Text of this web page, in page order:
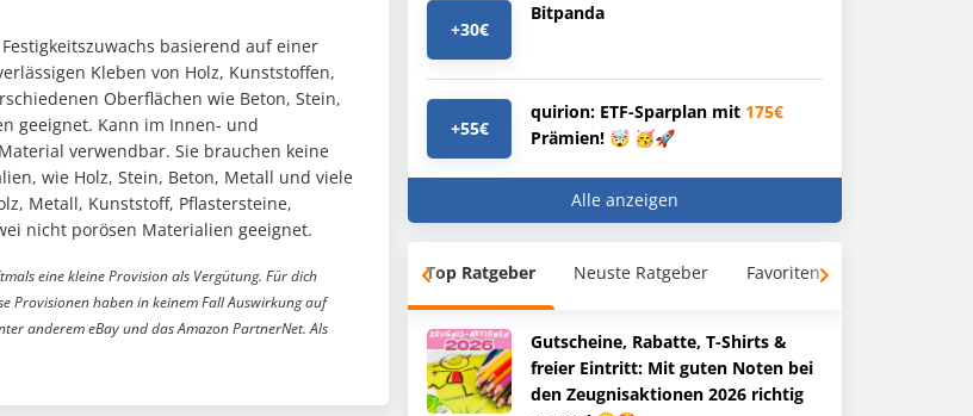
basierend auf einer
Kleben von Holz, Kunststoffen,
Oberflächen wie Beton, Stein,
geeignet. Kann im Innen- und
verwendbar. Sie brauchen keine
wie Holz, Stein, Beton, Metall und viele
Metall, Kunststoff, Pflastersteine,
nicht porösen Materialien geeignet.
eine kleine Provision als Vergütung. Für dich
Provisionen haben in keinem Fall Auswirkung auf
anderem eBay und das Amazon PartnerNet. Als
+30€
Bitpanda
+55€
quirion: ETF-Sparplan mit 175€
Prämien! 🤯 🥳🚀
Alle anzeigen
Top Ratgeber Neuste Ratgeber Favoriten
Gutscheine, Rabatte, T-Shirts &
freier Eintritt: Mit guten Noten bei
den Zeugnisaktionen 2026 richtig